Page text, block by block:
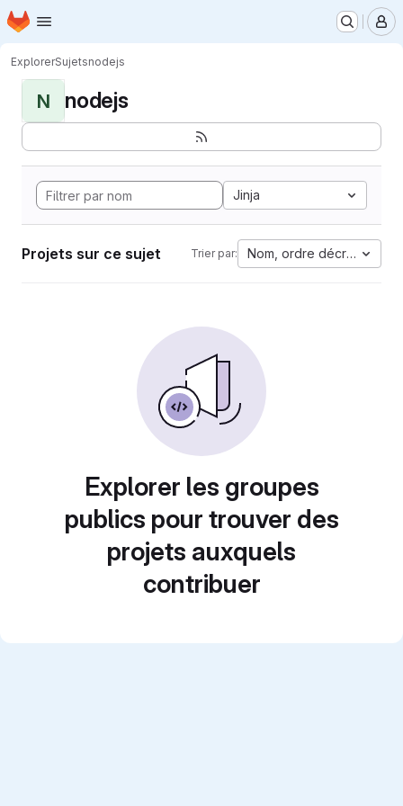
Passer au contenu principal
Page d'accueil
ExplorerSujetsnodejs
N nodejs
Jinja
Projets sur ce sujet Trier par: Nom, ordre décroissant
Explorer les groupes
publics pour trouver des
projets auxquels
contribuer